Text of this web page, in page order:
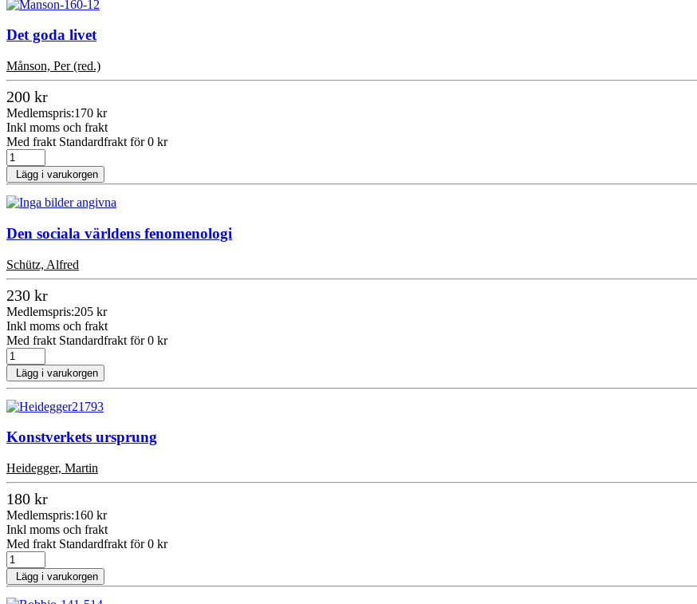
Det goda livet
Månson, Per (red.)
200 kr
Medlemspris:170 kr
Inkl moms och frakt
Med frakt Standardfrakt för 0 kr
Lägg i varukorgen
Den sociala världens fenomenologi
Schütz, Alfred
230 kr
Medlemspris:205 kr
Inkl moms och frakt
Med frakt Standardfrakt för 0 kr
Lägg i varukorgen
Konstverkets ursprung
Heidegger, Martin
180 kr
Medlemspris:160 kr
Inkl moms och frakt
Med frakt Standardfrakt för 0 kr
Lägg i varukorgen